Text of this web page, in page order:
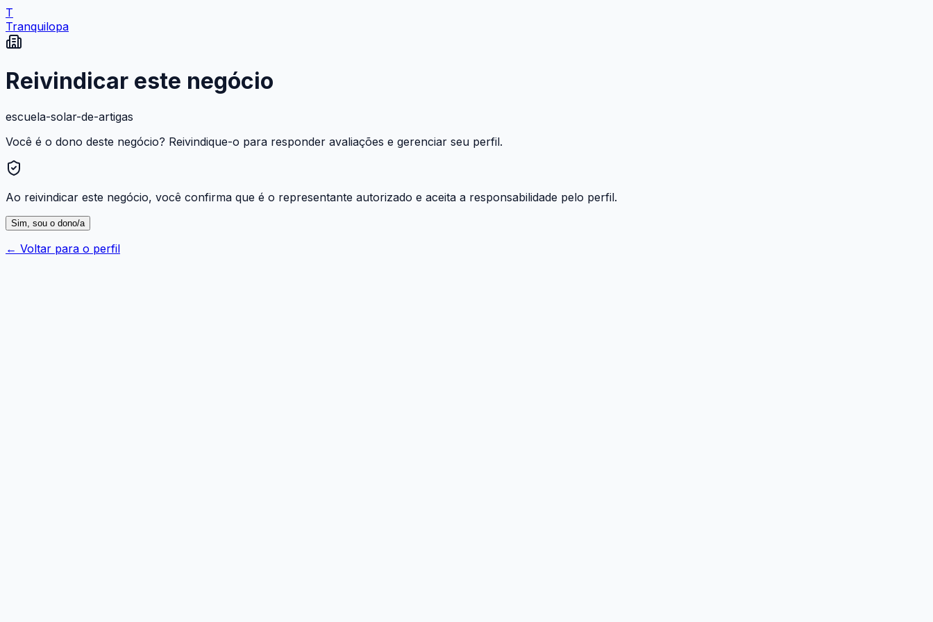
T
Tranquilopa
Reivindicar este negócio
escuela-solar-de-artigas
Você é o dono deste negócio? Reivindique-o para responder avaliações e gerenciar seu perfil.
Ao reivindicar este negócio, você confirma que é o representante autorizado e aceita a responsabilidade pelo perfil.
Sim, sou o dono/a
← Voltar para o perfil